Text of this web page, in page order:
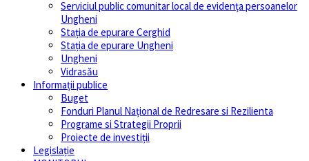
Serviciul public comunitar local de evidenţa persoanelor
Ungheni
Stația de epurare Cerghid
Stația de epurare Ungheni
Ungheni
Vidrasău
Informații publice
Buget
Fonduri Planul Național de Redresare si Rezilienta
Programe si Strategii Proprii
Proiecte de investiții
Legislație